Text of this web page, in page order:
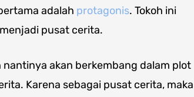
adalah protagonis. Tokoh ini
pusat cerita.
akan berkembang dalam plot
Karena sebagai pusat cerita, maka